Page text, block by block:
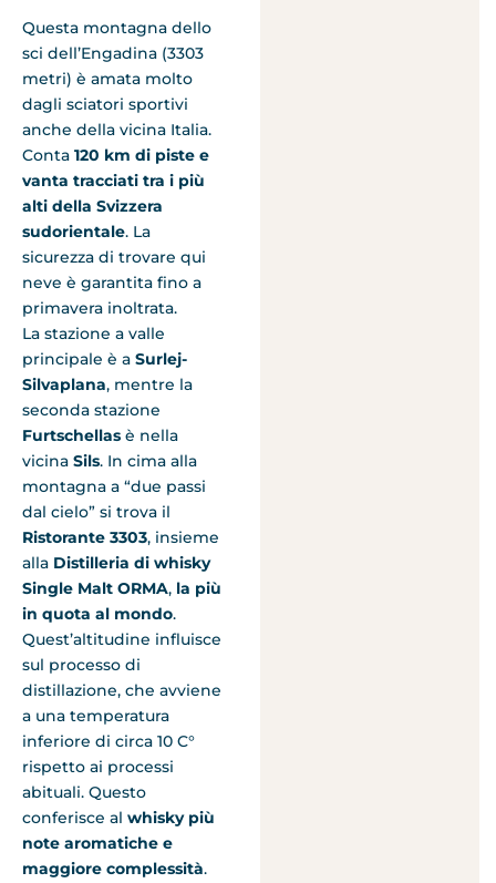
Questa montagna dello
sci dell’Engadina (3303
metri) è amata molto
dagli sciatori sportivi
anche della vicina Italia.
Conta 120 km di piste e
vanta tracciati tra i più
alti della Svizzera
sudorientale. La
sicurezza di trovare qui
neve è garantita fino a
primavera inoltrata.
La stazione a valle
principale è a Surlej-
Silvaplana, mentre la
seconda stazione
Furtschellas è nella
vicina Sils. In cima alla
montagna a “due passi
dal cielo” si trova il
Ristorante 3303, insieme
alla Distilleria di whisky
Single Malt ORMA, la più
in quota al mondo.
Quest’altitudine influisce
sul processo di
distillazione, che avviene
a una temperatura
inferiore di circa 10 C°
rispetto ai processi
abituali. Questo
conferisce al whisky più
note aromatiche e
maggiore complessità.